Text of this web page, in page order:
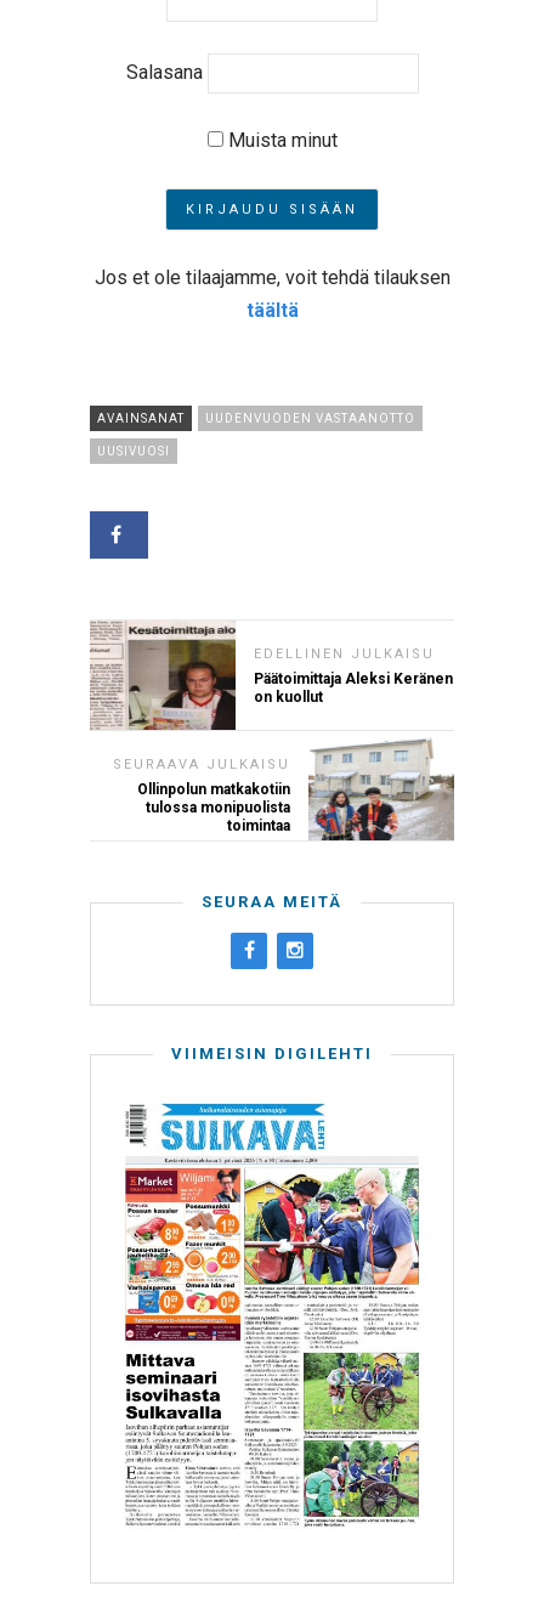
Salasana
Muista minut
Jos et ole tilaajamme, voit tehdä tilauksen
täältä
AVAINSANAT UUDENVUODEN VASTAANOTTO
UUSIVUOSI
EDELLINEN JULKAISU
Päätoimittaja Aleksi Keränen
on kuollut
SEURAAVA JULKAISU
Ollinpolun matkakotiin
tulossa monipuolista
toimintaa
SEURAA MEITÄ
VIIMEISIN DIGILEHTI